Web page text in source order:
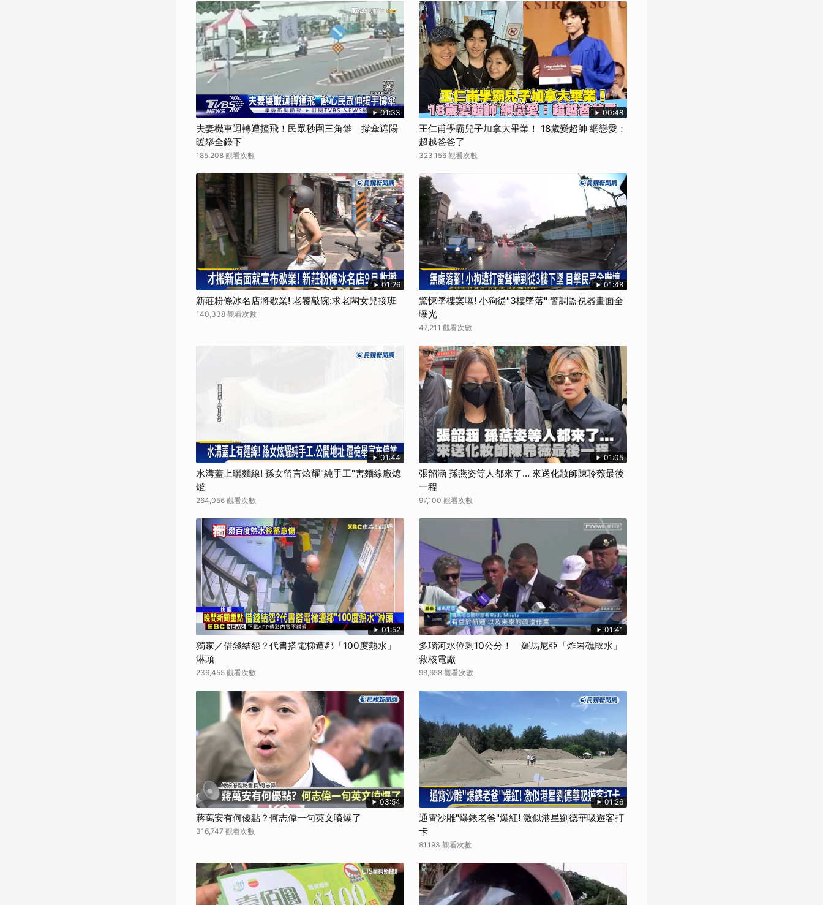
01:33
夫妻機車迴轉遭撞飛！民眾秒圍三角錐 撐傘遮陽
暖舉全錄下
185,208 觀看次數
00:48
王仁甫學霸兒子加拿大畢業！ 18歲變超帥 網戀愛：
超越爸爸了
323,156 觀看次數
01:26
新莊粉條冰名店將歇業! 老饕敲碗:求老闆女兒接班
140,338 觀看次數
01:48
驚悚墜樓案曝! 小狗從"3樓墜落" 警調監視器畫面全
曝光
47,211 觀看次數
01:44
水溝蓋上曬麵線! 孫女留言炫耀"純手工"害麵線廠熄
燈
264,056 觀看次數
01:05
張韶涵 孫燕姿等人都來了... 來送化妝師陳聆薇最後
一程
97,100 觀看次數
01:52
獨家／借錢結怨？代書搭電梯遭鄰「100度熱水」
淋頭
236,455 觀看次數
01:41
多瑙河水位剩10公分！ 羅馬尼亞「炸岩礁取水」
救核電廠
98,658 觀看次數
03:54
蔣萬安有何優點？何志偉一句英文噴爆了
316,747 觀看次數
01:26
通霄沙雕"爆錶老爸"爆紅! 激似港星劉德華吸遊客打
卡
81,193 觀看次數
取消